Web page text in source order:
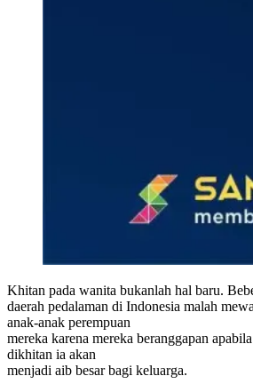
Khitan pada wanita bukanlah hal baru.
daerah pedalaman di Indonesia malah
anak-anak perempuan
mereka karena mereka beranggapan
dikhitan ia akan
menjadi aib besar bagi keluarga.